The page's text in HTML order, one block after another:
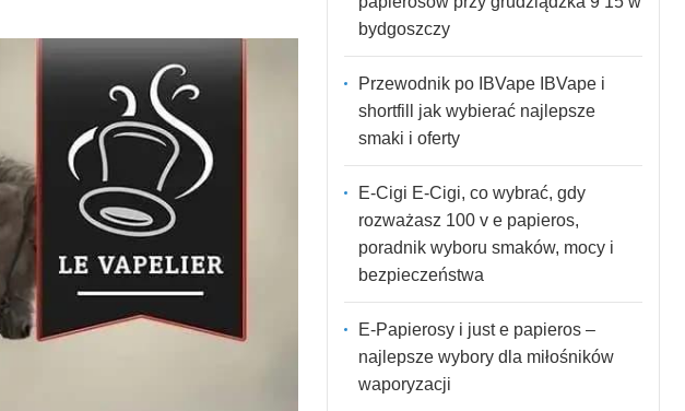
bydgoszczy
Przewodnik po IBVape IBVape i
shortfill jak wybierać najlepsze
smaki i oferty
E-Cigi E-Cigi, co wybrać, gdy
rozważasz 100 v e papieros,
poradnik wyboru smaków, mocy i
bezpieczeństwa
E-Papierosy i just e papieros –
najlepsze wybory dla miłośników
waporyzacji